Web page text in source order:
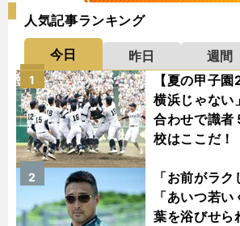
人気記事ランキング
今日 昨日 週間
【夏の甲子
横浜じゃない
合わせで識者
校はここだ！
1
「お前がラク
「あいつ若
葉を浴びせら
2